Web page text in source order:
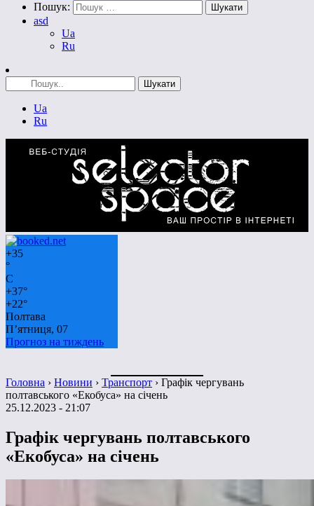
Пошук:
asd
Ua
Ru
Ua
Ru
+35
°
C
+37°
+22°
Полтава
П’ятниця, 07
Прогноз на тиждень
Головна › Новини › Транспорт › Графік чергувань
полтавського «Екобуса» на січень
25.12.2023 - 21:07
Графік чергувань полтавського
«Екобуса» на січень